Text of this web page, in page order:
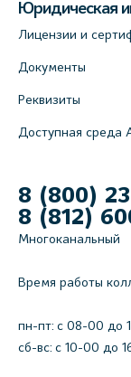
Юридическая
Лицензии и
Документы
Реквизиты
Доступная
8 (800)
8 (812)
Многоканальный
Время работы
пн-пт: c 08-00 до
сб-вс: с 10-00 до